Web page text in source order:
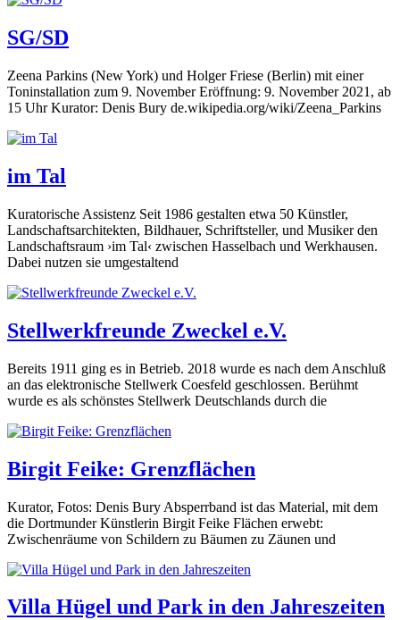
SG/SD
Zeena Parkins (New York) und Holger Friese (Berlin) mit einer
Toninstallation zum 9. November Eröffnung: 9. November 2021, ab
15 Uhr Kurator: Denis Bury de.wikipedia.org/wiki/Zeena_Parkins
im Tal
Kuratorische Assistenz Seit 1986 gestalten etwa 50 Künstler,
Landschaftsarchitekten, Bildhauer, Schriftsteller, und Musiker den
Landschaftsraum ›im Tal‹ zwischen Hasselbach und Werkhausen.
Dabei nutzen sie umgestaltend
Stellwerkfreunde Zweckel e.V.
Bereits 1911 ging es in Betrieb. 2018 wurde es nach dem Anschluß
an das elektronische Stellwerk Coesfeld geschlossen. Berühmt
wurde es als schönstes Stellwerk Deutschlands durch die
Birgit Feike: Grenzflächen
Kurator, Fotos: Denis Bury Absperrband ist das Material, mit dem
die Dortmunder Künstlerin Birgit Feike Flächen erwebt:
Zwischenräume von Schildern zu Bäumen zu Zäunen und
Villa Hügel und Park in den Jahreszeiten